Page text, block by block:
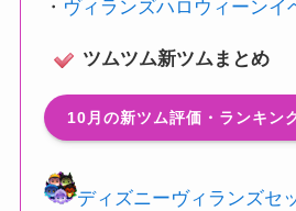
・ ヴィランズハロウィーンイ
ツムツム新ツムまとめ
10月の新ツム評価・ランキン
ディズニーヴィランズセ